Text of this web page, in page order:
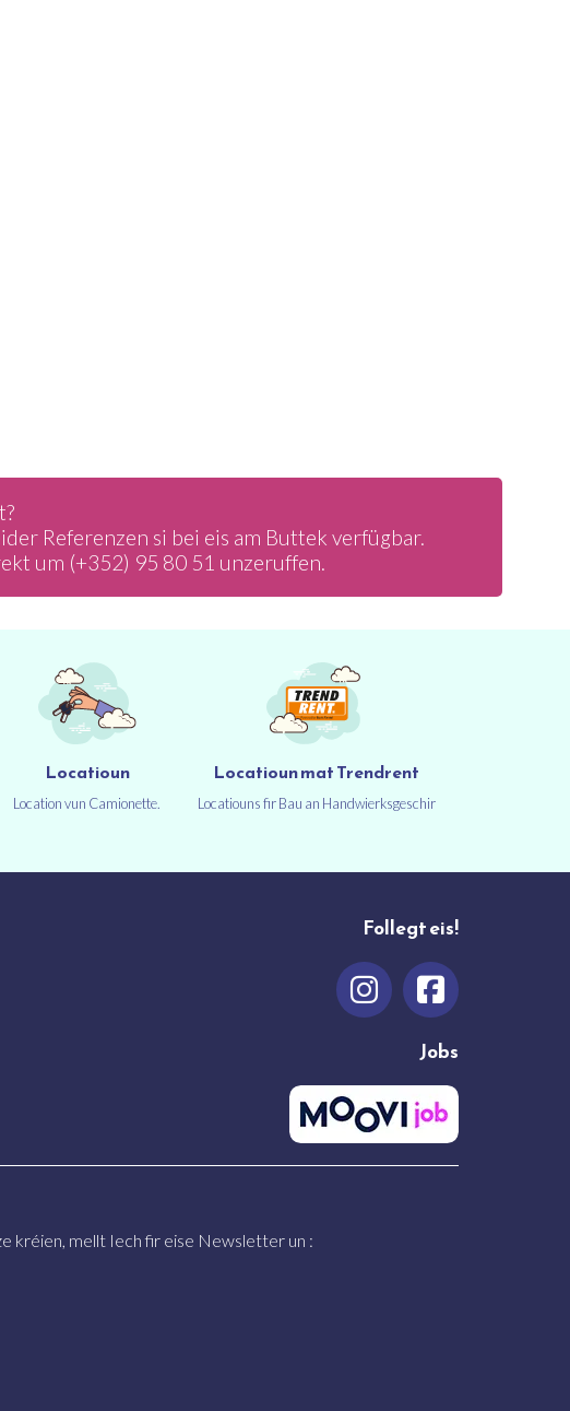
Referenzen si bei eis am Buttek verfügbar.
um (+352) 95 80 51 unzeruffen.
Locatioun
Location vun Camionette.
Locatioun mat Trendrent
Locatiouns fir Bau an Handwierksgeschir
Follegt eis!
Jobs
kréien, mellt Iech fir eise Newsletter un :